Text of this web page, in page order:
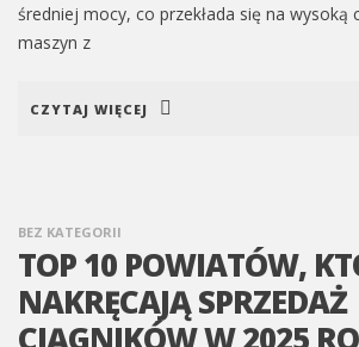
średniej mocy, co przekłada się na wysoką
maszyn z
CZYTAJ WIĘCEJ
BEZ KATEGORII
TOP 10 POWIATÓW,
NAKRĘCAJĄ SPRZEDAŻ
CIĄGNIKÓW W 2025